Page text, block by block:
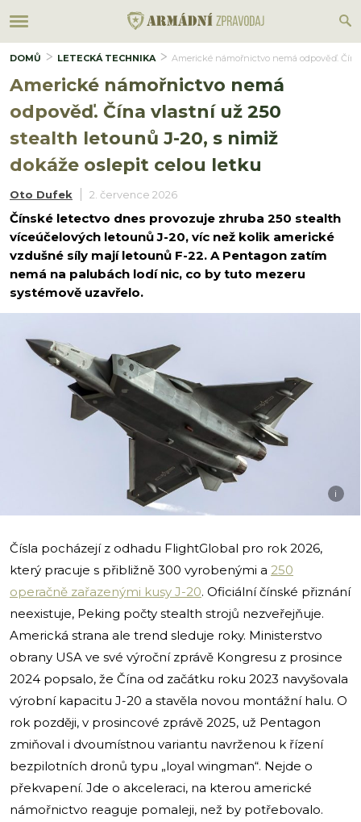
DOMŮ LETECKÁ TECHNIKA Americké námořnictvo nemá odpověď.
Americké námořnictvo nemá
odpověď. Čína vlastní už 250
stealth letounů J-20, s nimiž
dokáže oslepit celou letku
Oto Dufek 2. července 2026
Čínské letectvo dnes provozuje zhruba 250 stealth
víceúčelových letounů J-20, víc než kolik americké
vzdušné síly mají letounů F-22. A Pentagon zatím
nemá na palubách lodí nic, co by tuto mezeru
systémově uzavřelo.
i
Čísla pocházejí z odhadu FlightGlobal pro rok 2026,
který pracuje s přibližně 300 vyrobenými a 250
operačně zařazenými kusy J-20. Oficiální čínské přiznání
neexistuje, Peking počty stealth strojů nezveřejňuje.
Americká strana ale trend sleduje roky. Ministerstvo
obrany USA ve své výroční zprávě Kongresu z prosince
2024 popsalo, že Čína od začátku roku 2023 navyšovala
výrobní kapacitu J-20 a stavěla novou montážní halu. O
rok později, v prosincové zprávě 2025, už Pentagon
zmiňoval i dvoumístnou variantu navrženou k řízení
bezpilotních dronů typu „loyal wingman“. Nejde o
překvapení. Jde o akceleraci, na kterou americké
námořnictvo reaguje pomaleji, než by potřebovalo.